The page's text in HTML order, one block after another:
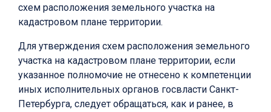
схем расположения земельного участка на
кадастровом плане территории.
Для утверждения схем расположения земельного
участка на кадастровом плане территории, если
указанное полномочие не отнесено к компетенции
иных исполнительных органов госвласти Санкт-
Петербурга, следует обращаться, как и ранее, в